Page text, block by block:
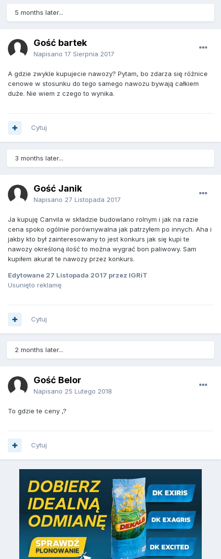
5 months later...
Gość bartek
Napisano 17 Sierpnia 2017
A gdzie zwykle kupujecie nawozy? Pytam, bo zdarza się różnice
cenowe w stosunku do tego samego nawozu bywają całkiem
duże. Nie wiem z czego to wynika.
Cytuj
3 months later...
Gość Janik
Napisano 27 Listopada 2017
Ja kupuję Canvila w składzie budowlano rolnym i jak na razie
cena spoko ogólnie porównywalna jak patrzyłem po innych. Aha i
jakby kto był zainteresowany to jest konkurs jak się kupi te
nawozy określoną ilość to można wygrać bon paliwowy. Sam
kupiłem akurat te nawozy przez konkurs.
Edytowane 27 Listopada 2017 przez IGRiT
Usunięto reklamę
Cytuj
2 months later...
Gość Belor
Napisano 25 Lutego 2018
To gdzie te ceny ,?
Cytuj